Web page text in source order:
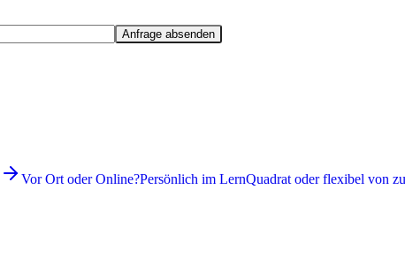
Anfrage absenden
Vor Ort oder Online?Persönlich im LernQuadrat oder flexibel von